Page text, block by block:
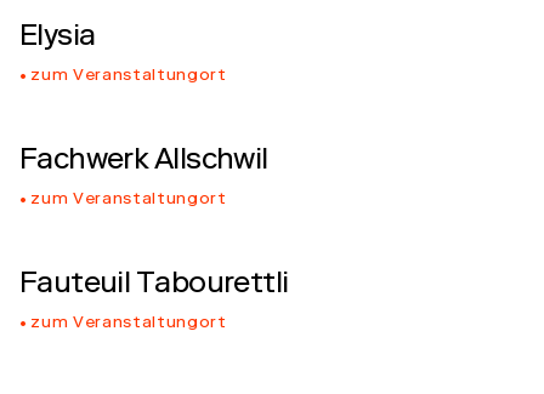
Elysia
zum Veranstaltungort
Fachwerk Allschwil
zum Veranstaltungort
Fauteuil Tabourettli
zum Veranstaltungort